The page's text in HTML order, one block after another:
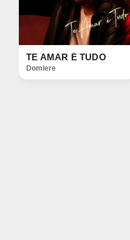
TE AMAR É TUDO
Domiere